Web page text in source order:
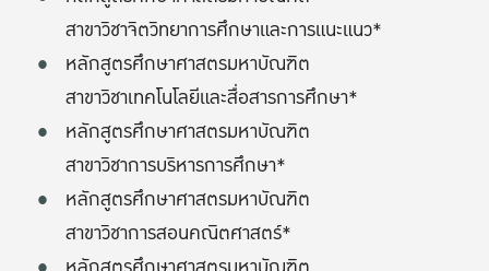
สาขาวิชาจิตวิทยาการศึกษาและการแนะแนว*
หลักสูตรศึกษาศาสตรมหาบัณฑิต
สาขาวิชาเทคโนโลยีและสื่อสารการศึกษา*
หลักสูตรศึกษาศาสตรมหาบัณฑิต
สาขาวิชาการบริหารการศึกษา*
หลักสูตรศึกษาศาสตรมหาบัณฑิต
สาขาวิชาการสอนคณิตศาสตร์*